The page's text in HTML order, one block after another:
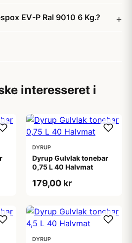
EV-P Ral 9010 6 Kg.?
interesseret i
DYRUP
Dyrup Gulvlak tonebar
0,75 L 40 Halvmat
179,00 kr
DYRUP